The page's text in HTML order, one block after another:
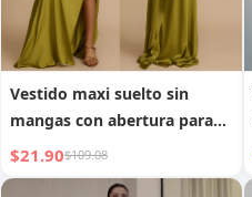
Vestido maxi suelto sin
mangas con abertura para
vacaciones
$21.90$109.08